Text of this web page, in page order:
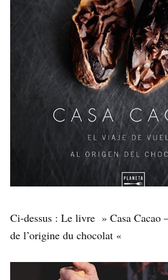
Ci-dessus : Le livre » Casa Cacao
de l’origine du chocolat «